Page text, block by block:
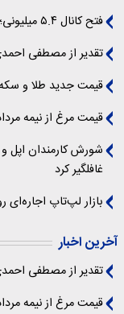
فتح کانال ۵.۴ میلیونی؛ بورس از سد مقاومت کلیدی عبور کرد
تقدیر از مصطفی
قیمت جدید طلا و سکه امروز ۱۵
قیمت مرغ از نیمه
شورش کارمندان اپل
غافلگیر کرد
بازار لپ‌تاپ
آخرین اخبار
تقدیر از مصطفی
قیمت مرغ از نیمه